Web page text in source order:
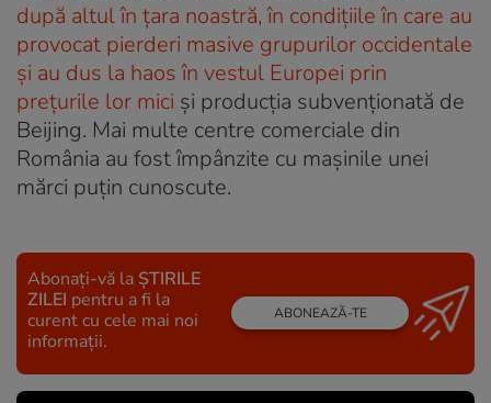
după altul în țara noastră, în condițiile în care au
provocat pierderi masive grupurilor occidentale
și au dus la haos în vestul Europei prin
prețurile lor mici și producția subvenționată de
Beijing. Mai multe centre comerciale din
România au fost împânzite cu mașinile unei
mărci puțin cunoscute.
Abonați-vă la ȘTIRILE
ZILEI pentru a fi la
curent cu cele mai noi
informații.
ABONEAZĂ-TE